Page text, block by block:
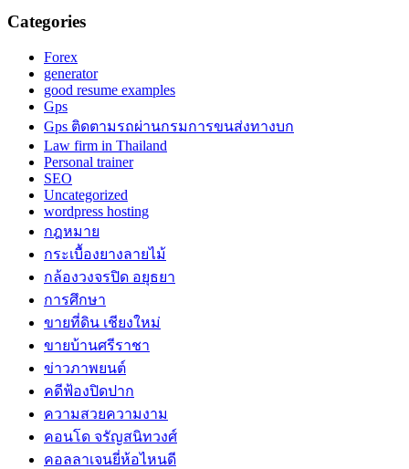
Categories
Forex
generator
good resume examples
Gps
Gps ติดตามรถผ่านกรมการขนส่งทางบก
Law firm in Thailand
Personal trainer
SEO
Uncategorized
wordpress hosting
กฎหมาย
กระเบื้องยางลายไม้
กล้องวงจรปิด อยุธยา
การศึกษา
ขายที่ดิน เชียงใหม่
ขายบ้านศรีราชา
ข่าวภาพยนต์
คดีฟ้องปิดปาก
ความสวยความงาม
คอนโด จรัญสนิทวงศ์
คอลลาเจนยี่ห้อไหนดี